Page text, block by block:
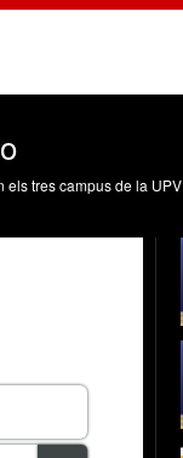
tres campus de la UPV